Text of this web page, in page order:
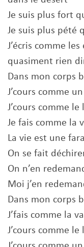
Je suis plus fort
Je suis plus pété
J’écris comme
quasiment rien
Dans mon corps
J’cours comme
J’cours comme
Je fais comme la
La vie est une
On se fait
On n’en
Moi j’en
Dans mon corps
J’fais comme la
J’cours comme